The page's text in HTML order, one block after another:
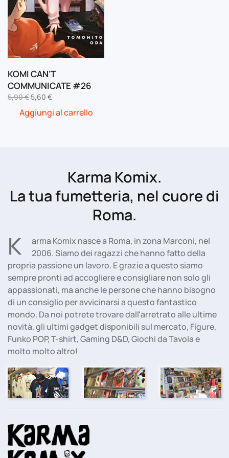
KOMI CAN’T
COMMUNICATE #26
5,90€ Il
prezzo
originale
5,60 €Il
prezzo
attuale
Aggiungi al carrello
Karma Komix.
La tua fumetteria, nel cuore di
Roma.
K
arma Komix nasce a Roma, in zona Marconi, nel
2006. Siamo dei ragazzi che hanno fatto della
propria passione un lavoro. E grazie a questo siamo
sempre pronti ad accogliere e consigliare non solo gli
appassionati, ma anche le persone che hanno bisogno
di un consiglio per avvicinarsi a questo fantastico
mondo. Da noi potrete trovare dall'arretrato alle ultime
novità, gli ultimi gadget disponibili sul mercato, Figure,
Funko POP, T-shirt, Gaming D&D, Giochi da Tavola e
molto molto altro!